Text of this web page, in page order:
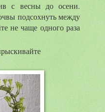
с весны до осени.
подсохнуть между
не чаще одного раза